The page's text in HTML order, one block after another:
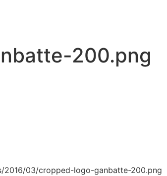
200.png
03/cropped-logo-ganbatte-200.png